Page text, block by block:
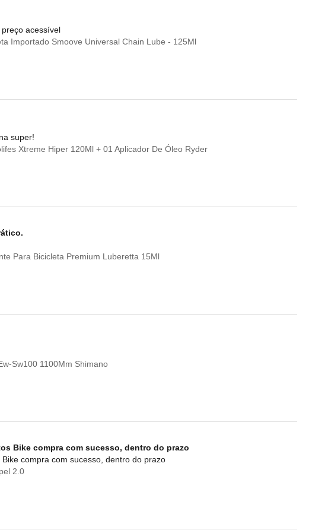
acessível
Importado Smoove Universal Chain Lube - 125Ml
super!
Xtreme Hiper 120Ml + 01 Aplicador De Óleo Ryder
Para Bicicleta Premium Luberetta 15Ml
Sw100 1100Mm Shimano
Bike compra com sucesso, dentro do prazo
compra com sucesso, dentro do prazo
2.0